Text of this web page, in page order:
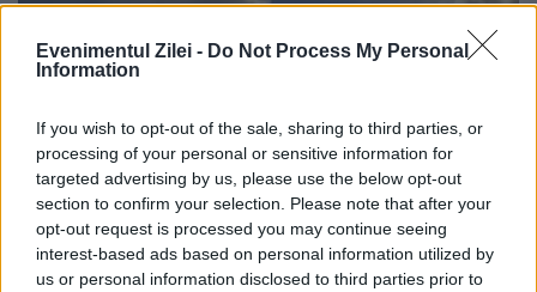
Evenimentul Zilei - Do Not Process My Personal
Information
If you wish to opt-out of the sale, sharing to third parties, or
processing of your personal or sensitive information for
targeted advertising by us, please use the below opt-out
section to confirm your selection. Please note that after your
opt-out request is processed you may continue seeing
interest-based ads based on personal information utilized by
us or personal information disclosed to third parties prior to
Vremea va fi în general instabilă şi se va
răci mai accentuat în centru, nord şi în
sud-vest | METEO
21 AUGUST 2017